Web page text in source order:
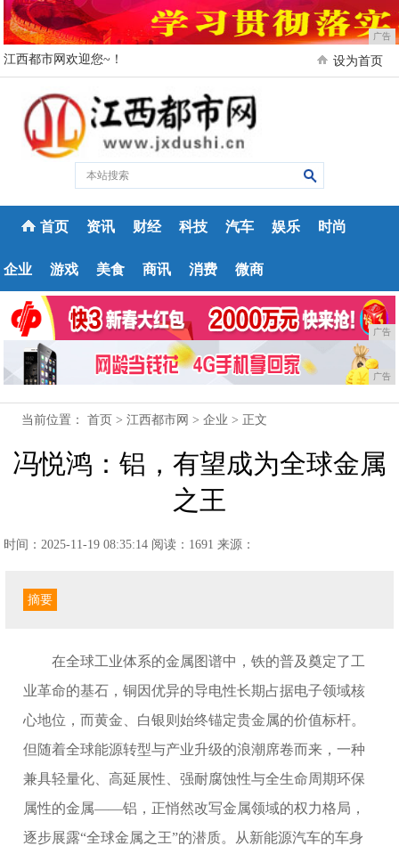
广告
江西都市网欢迎您~！ 设为首页
首页 资讯 财经 科技 汽车 娱乐 时尚
企业 游戏 美食 商讯 消费 微商
广告
广告
当前位置：首页 >江西都市网 >企业 > 正文
冯悦鸿：铝，有望成为全球金属
之王
时间：2025-11-19 08:35:14 阅读：1691 来源：
摘要
在全球工业体系的金属图谱中，铁的普及奠定了工
业革命的基石，铜因优异的导电性长期占据电子领域核
心地位，而黄金、白银则始终锚定贵金属的价值标杆。
但随着全球能源转型与产业升级的浪潮席卷而来，一种
兼具轻量化、高延展性、强耐腐蚀性与全生命周期环保
属性的金属——铝，正悄然改写金属领域的权力格局，
逐步展露“全球金属之王”的潜质。从新能源汽车的车身